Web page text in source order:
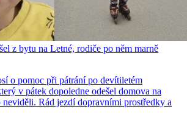
z bytu na Letné, rodiče po něm marně
o pomoc při pátrání po devítiletém
v pátek dopoledne odešel domova na
Rád jezdí dopravními prostředky a